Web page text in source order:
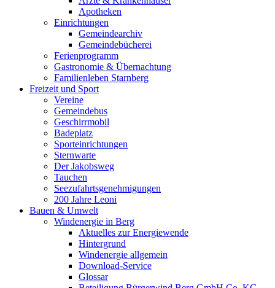
Apotheken
Einrichtungen
Gemeindearchiv
Gemeindebücherei
Ferienprogramm
Gastronomie & Übernachtung
Familienleben Starnberg
Freizeit und Sport
Vereine
Gemeindebus
Geschirrmobil
Badeplatz
Sporteinrichtungen
Sternwarte
Der Jakobsweg
Tauchen
Seezufahrtsgenehmigungen
200 Jahre Leoni
Bauen & Umwelt
Windenergie in Berg
Aktuelles zur Energiewende
Hintergrund
Windenergie allgemein
Download-Service
Glossar